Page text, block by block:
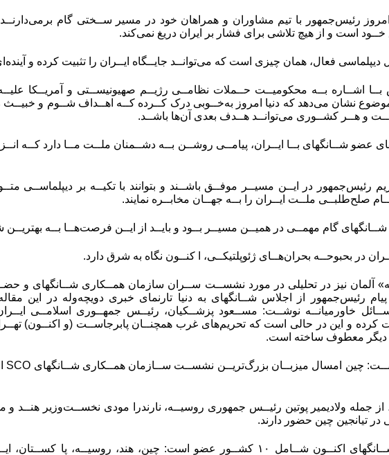
رئیس‌جمهور با تیم مشاوران و همراهان خود در مسیر ســختی گام
خــود است و از هیچ تلاشی برای فشار بر ایران دریغ نمی‌کند.
فعال، همان چیزی است که می‌توانــد جایــگاه ایــران را تثبیت کرده و
بــا اشــاره بــه محکومیــت حــملات نظامــی رژیــم صهیونیســتی و آمریــکا
نشان می‌دهد که دنیا امروز به‌خــوبی درک کــرده کــه اهــداف شــوم و خبیــث
و هــر کشــوری می‌توانــد هــدف بعدی آن‌ها باشــد.
عضو شــانگهای بــا ایــران، پیامــی روشــن بــه دشــمنان ملــت مــا دارد کــه
رئیس‌جمهور در ایــن مسیــر موفــق باشــند و بتوانند با تکیــه بر دیپلماســی
صلح‌طلبــی ملــت ایــران را بــه جهــان مخابــره نمایند.
گام مهمــی در همیــن مسیــر بــود و بایــد از ایــن فرصت‌هــا بــه
در بحبوحــه بحران‌هــای ژئوپلتیکــی، ا کنــون نگاه به شرق دارد.
آلمان نیز در تحلیلی در مورد نشســت ســران سازمان همــکاری شــانگهای و
پیام رئیس‌جمهور از اجلاس شــانگهای به دنیا تارنمای خبری دویچه‌وله در این
خاورمیانــه نوشــت: مســعود پزشــکیان، رئیــس‌ جمهــوری اسلامــی
و این در حالی است که تحریم‌های غرب همچنــان پابرجاســت (و اکنــون)
دیگر معطوف ساخته است.
چین امسال میزبــان بزرگ‌تریــن نشســت ســازمان همــکاری شــانگهای SCO
جهان، از جمله ولادیمیر پوتین رئیــس جمهوری روسیــه، نارندرا مودی نخســت‌وزیر
در تیانجین چین حضور دارند.
ســازمان همــکاری شــانگهای اکنــون شــامل ۱۰ کشــور عضو است: چین، هند،